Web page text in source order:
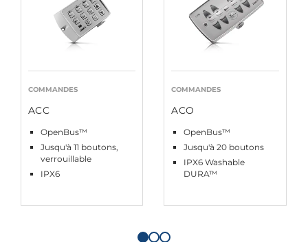
COMMANDES
ACC
OpenBus™
Jusqu'à 11 boutons,
verrouillable
IPX6
COMMANDES
ACO
OpenBus™
Jusqu'à 20 boutons
IPX6 Washable
DURA™